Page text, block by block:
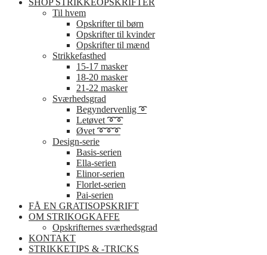
SHOP STRIKKEOPSKRIFTER
Til hvem
Opskrifter til børn
Opskrifter til kvinder
Opskrifter til mænd
Strikkefasthed
15-17 masker
18-20 masker
21-22 masker
Sværhedsgrad
Begyndervenlig ➰
Letøvet ➰➰
Øvet ➰➰➰
Design-serie
Basis-serien
Ella-serien
Elinor-serien
Florlet-serien
Pai-serien
FÅ EN GRATISOPSKRIFT
OM STRIKOGKAFFE
Opskrifternes sværhedsgrad
KONTAKT
STRIKKETIPS & -TRICKS